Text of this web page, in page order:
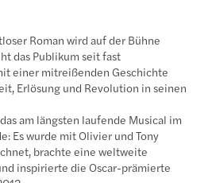
Roman wird auf der Bühne
das Publikum seit fast
einer mitreißenden Geschichte
Erlösung und Revolution in seinen
am längsten laufende Musical im
Es wurde mit Olivier und Tony
brachte eine weltweite
inspirierte die Oscar-prämierte